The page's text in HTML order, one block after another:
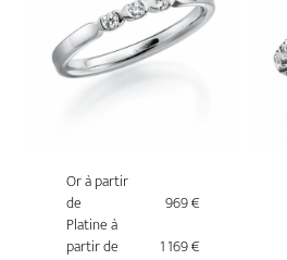
Or à partir
de
969 €
Platine à
partir de
1 169 €